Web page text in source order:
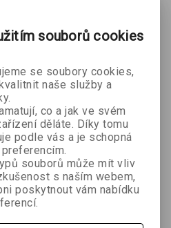
pro mobilní zařízení.
platformy i klasická PC.
souborů cookies
se soubory cookies,
naše služby a
co a jak ve svém
děláte. Díky tomu
podle vás a je schopná
souborů může mít vliv
s naším webem,
poskytnout vám nabídku